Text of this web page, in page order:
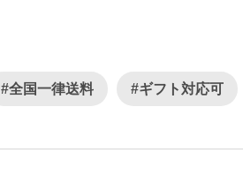
#全国一律送料 #ギフト対応可